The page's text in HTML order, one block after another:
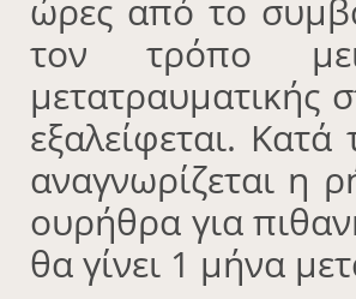
ώρες από το
τον τρόπο
μετατραυματικής
εξαλείφεται.
αναγνωρίζεται η
ουρήθρα για
θα γίνει 1 μήνα